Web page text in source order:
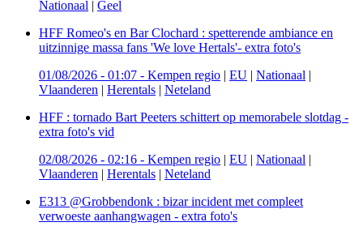
Nationaal | Geel
HFF Romeo's en Bar Clochard : spetterende ambiance en
uitzinnige massa fans 'We love Hertals'- extra foto's
01/08/2026 - 01:07 - Kempen regio | EU | Nationaal |
Vlaanderen | Herentals | Neteland
HFF : tornado Bart Peeters schittert op memorabele slotdag -
extra foto's vid
02/08/2026 - 02:16 - Kempen regio | EU | Nationaal |
Vlaanderen | Herentals | Neteland
E313 @Grobbendonk : bizar incident met compleet
verwoeste aanhangwagen - extra foto's